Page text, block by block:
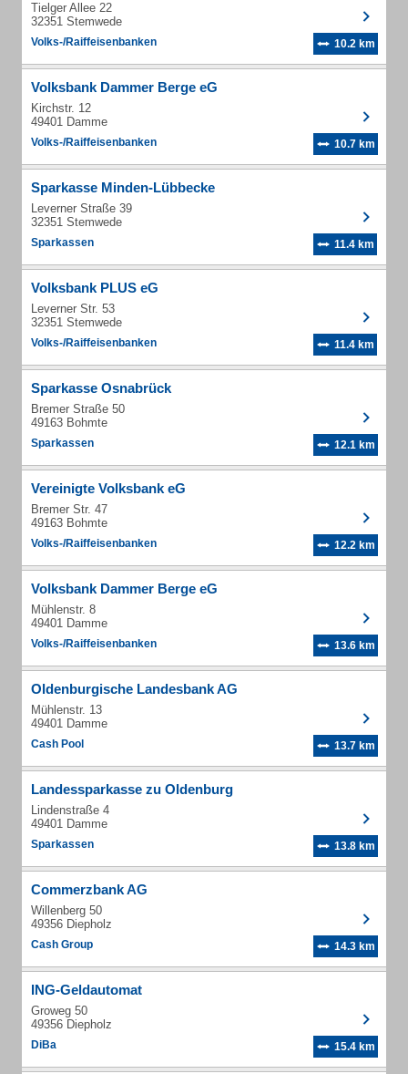
Tielger Allee 22
32351 Stemwede
Volks-/Raiffeisenbanken 10.2 km
Volksbank Dammer Berge eG
Kirchstr. 12
49401 Damme
Volks-/Raiffeisenbanken 10.7 km
Sparkasse Minden-Lübbecke
Leverner Straße 39
32351 Stemwede
Sparkassen 11.4 km
Volksbank PLUS eG
Leverner Str. 53
32351 Stemwede
Volks-/Raiffeisenbanken 11.4 km
Sparkasse Osnabrück
Bremer Straße 50
49163 Bohmte
Sparkassen 12.1 km
Vereinigte Volksbank eG
Bremer Str. 47
49163 Bohmte
Volks-/Raiffeisenbanken 12.2 km
Volksbank Dammer Berge eG
Mühlenstr. 8
49401 Damme
Volks-/Raiffeisenbanken 13.6 km
Oldenburgische Landesbank AG
Mühlenstr. 13
49401 Damme
Cash Pool 13.7 km
Landessparkasse zu Oldenburg
Lindenstraße 4
49401 Damme
Sparkassen 13.8 km
Commerzbank AG
Willenberg 50
49356 Diepholz
Cash Group 14.3 km
ING-Geldautomat
Groweg 50
49356 Diepholz
DiBa 15.4 km